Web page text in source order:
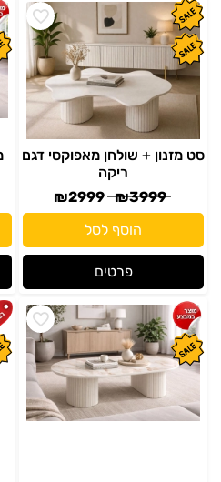
סט מזנון + שולחן מאפוקסי דגם
ריקה
₪3999
₪2999
הוסף לסל
פרטים